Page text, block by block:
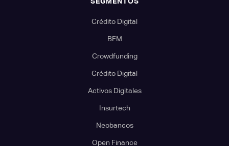
Crédito Digital
BFM
Crowdfunding
Crédito Digital
Activos Digitales
Insurtech
Neobancos
Open Finance